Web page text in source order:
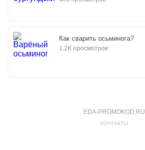
Как сварить осьминога?
1.2K просмотров
EDA-PROMOKOD.RU
КОНТАКТЫ